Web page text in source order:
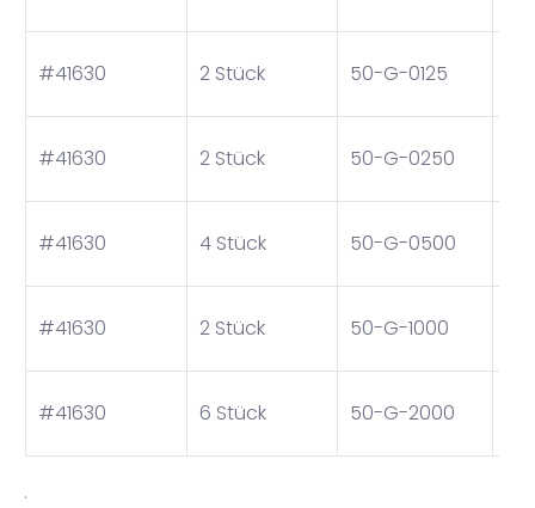
#41630 2 Stück 50-G-0125
#41630 2 Stück 50-G-0250
#41630 4 Stück 50-G-0500
#41630 2 Stück 50-G-1000
#41630 6 Stück 50-G-2000
.